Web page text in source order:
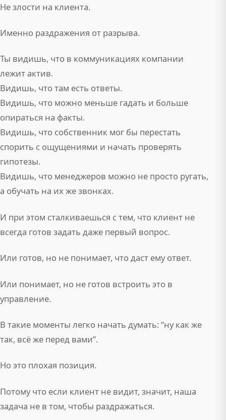
Не злости на клиента.
Именно раздражения от разрыва.
Ты видишь, что в коммуникациях компании
лежит актив.
Видишь, что там есть ответы.
Видишь, что можно меньше гадать и больше
опираться на факты.
Видишь, что собственник мог бы перестать
спорить с ощущениями и начать проверять
гипотезы.
Видишь, что менеджеров можно не просто ругать,
а обучать на их же звонках.
И при этом сталкиваешься с тем, что клиент не
всегда готов задать даже первый вопрос.
Или готов, но не понимает, что даст ему ответ.
Или понимает, но не готов встроить это в
управление.
В такие моменты легко начать думать: “ну как же
так, всё же перед вами”.
Но это плохая позиция.
Потому что если клиент не видит, значит, наша
задача не в том, чтобы раздражаться.